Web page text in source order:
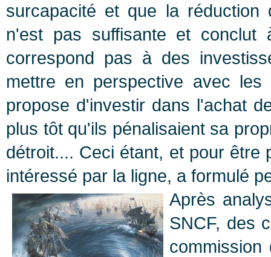
surcapacité et que la
n'est pas suffisante et
correspond pas à des
mettre en perspective avec
propose d'investir dans l'achat
plus tôt qu'ils pénalisaient sa
détroit.... Ceci étant, et pour être
intéressé par la ligne, a formulé
Après
SNCF, des